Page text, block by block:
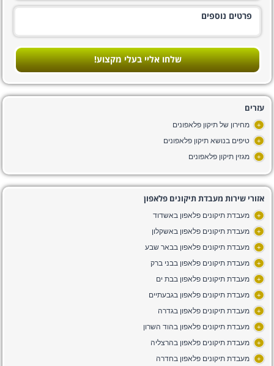
שלחו אליי בעלי מקצוע!
עזרים
+ מחירון של תיקון פלאפונים
+ טיפים בנושא תיקון פלאפונים
+ מגזין תיקון פלאפונים
אזורי שירות מעבדת תיקונים פלאפון
+ מעבדת תיקונים פלאפון באשדוד
+ מעבדת תיקונים פלאפון באשקלון
+ מעבדת תיקונים פלאפון בבאר שבע
+ מעבדת תיקונים פלאפון בבני ברק
+ מעבדת תיקונים פלאפון בבת ים
+ מעבדת תיקונים פלאפון בגבעתיים
+ מעבדת תיקונים פלאפון בגדרה
+ מעבדת תיקונים פלאפון בהוד השרון
+ מעבדת תיקונים פלאפון בהרצליה
+ מעבדת תיקונים פלאפון בחדרה